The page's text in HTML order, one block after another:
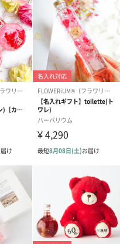
でお届けいたします。想い